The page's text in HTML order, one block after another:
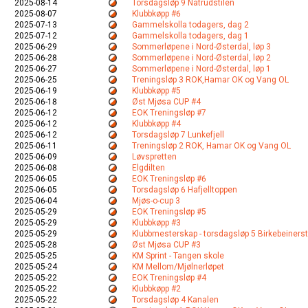
2025-08-14
Torsdagsløp 9 Natrudstilen
2025-08-07
Klubbkøpp #6
2025-07-13
Gammelskolla todagers, dag 2
2025-07-12
Gammelskolla todagers, dag 1
2025-06-29
Sommerløpene i Nord-Østerdal, løp 3
2025-06-28
Sommerløpene i Nord-Østerdal, løp 2
2025-06-27
Sommerløpene i Nord-Østerdal, løp 1
2025-06-25
Treningsløp 3 ROK,Hamar OK og Vang OL
2025-06-19
Klubbkøpp #5
2025-06-18
Øst Mjøsa CUP #4
2025-06-12
EOK Treningsløp #7
2025-06-12
Klubbkøpp #4
2025-06-12
Torsdagsløp 7 Lunkefjell
2025-06-11
Treningsløp 2 ROK, Hamar OK og Vang OL
2025-06-09
Løvspretten
2025-06-08
Elgdilten
2025-06-05
EOK Treningsløp #6
2025-06-05
Torsdagsløp 6 Hafjelltoppen
2025-06-04
Mjøs-o-cup 3
2025-05-29
EOK Treningsløp #5
2025-05-29
Klubbkøpp #3
2025-05-29
Klubbmesterskap - torsdagsløp 5
2025-05-28
Øst Mjøsa CUP #3
2025-05-25
KM Sprint - Tangen skole
2025-05-24
KM Mellom/Mjølnerløpet
2025-05-22
EOK Treningsløp #4
2025-05-22
Klubbkøpp #2
2025-05-22
Torsdagsløp 4 Kanalen